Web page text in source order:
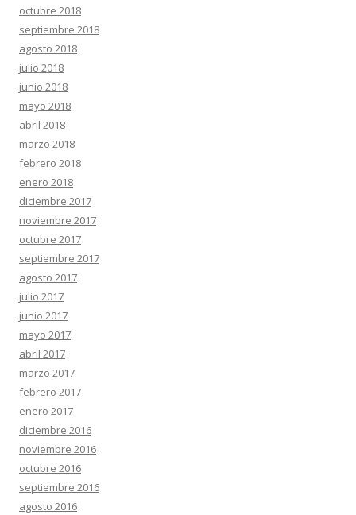
octubre 2018
septiembre 2018
agosto 2018
julio 2018
junio 2018
mayo 2018
abril 2018
marzo 2018
febrero 2018
enero 2018
diciembre 2017
noviembre 2017
octubre 2017
septiembre 2017
agosto 2017
julio 2017
junio 2017
mayo 2017
abril 2017
marzo 2017
febrero 2017
enero 2017
diciembre 2016
noviembre 2016
octubre 2016
septiembre 2016
agosto 2016